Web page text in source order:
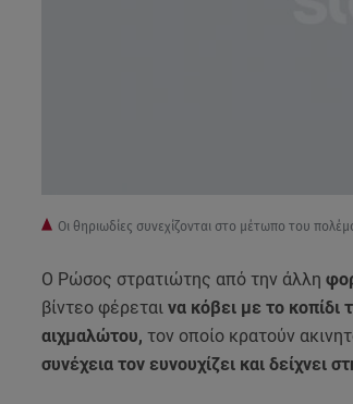
Οι θηριωδίες συνεχίζονται στο μέτωπο του
Ο Ρώσος στρατιώτης από την άλλη
βίντεο φέρεται να κόβει με το κοπίδι
αιχμαλώτου, τον οποίο κρατούν
συνέχεια τον ευνουχίζει και δείχνει